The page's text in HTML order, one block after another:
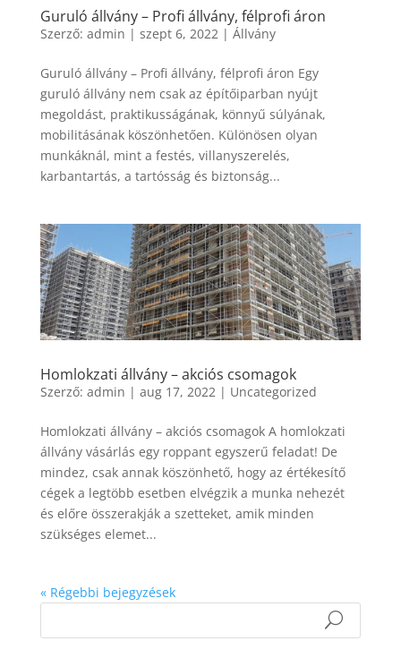
Guruló állvány – Profi állvány, félprofi áron
Szerző: admin | szept 6, 2022 | Állvány
Guruló állvány – Profi állvány, félprofi áron Egy
guruló állvány nem csak az építőiparban nyújt
megoldást, praktikusságának, könnyű súlyának,
mobilitásának köszönhetően. Különösen olyan
munkáknál, mint a festés, villanyszerelés,
karbantartás, a tartósság és biztonság...
Homlokzati állvány – akciós csomagok
Szerző: admin | aug 17, 2022| Uncategorized
Homlokzati állvány – akciós csomagok A homlokzati
állvány vásárlás egy roppant egyszerű feladat! De
mindez, csak annak köszönhető, hogy az értékesítő
cégek a legtöbb esetben elvégzik a munka nehezét
és előre összerakják a szetteket, amik minden
szükséges elemet...
« Régebbi bejegyzések